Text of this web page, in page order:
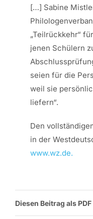
[…] Sabine
„Teilrückkehr“
jenen Schülern
seien für die
weil sie
liefern“.
Den
in der
www.wz.de.
Diesen Beitrag als